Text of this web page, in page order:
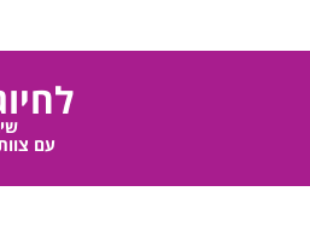
לחיוג 03-
עם